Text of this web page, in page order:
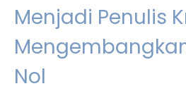
Menjadi Penulis
Nol